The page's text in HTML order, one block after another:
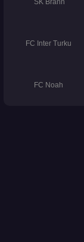
SK Brann
FC Inter Turku
FC Noah